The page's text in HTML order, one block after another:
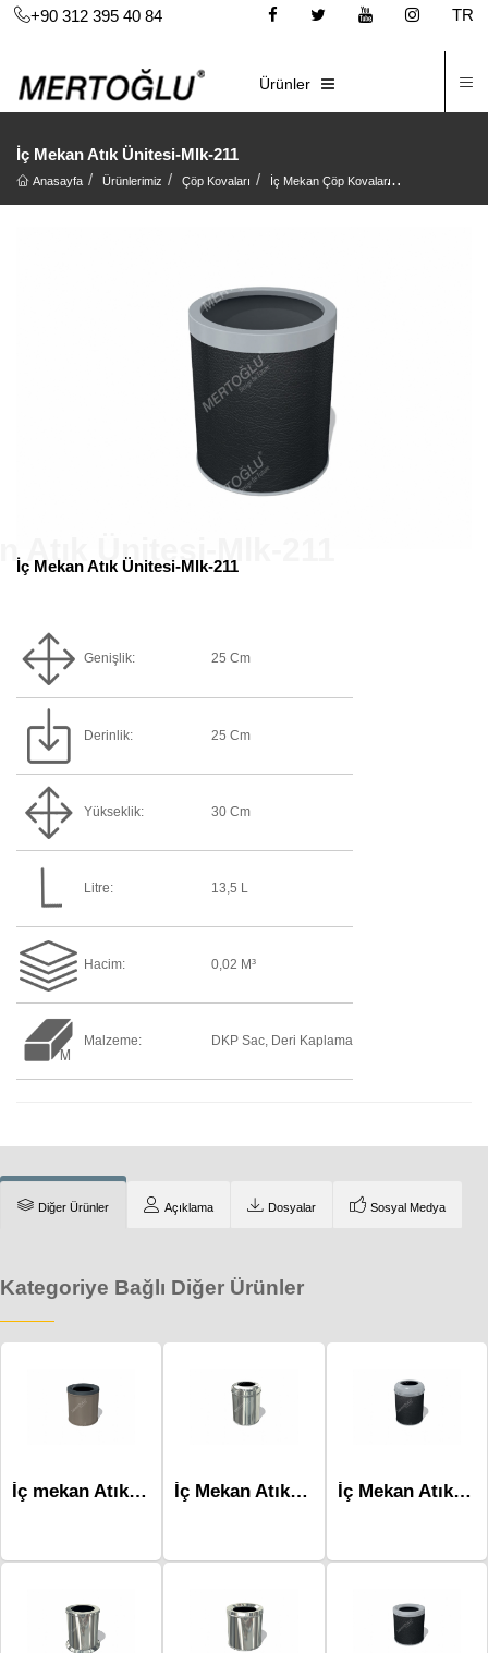
+90 312 395 40 84
TR
Ürünler
İç Mekan Atık Ünitesi-Mlk-211
Anasayfa Ürünlerimiz Çöp Kovaları İç Mekan Çöp Kovaları
İç Mekan Atık Ünitesi-Mlk-211
Genişlik: 25 Cm
Derinlik: 25 Cm
Yükseklik: 30 Cm
Litre: 13,5 L
Hacim: 0,02 M³
Malzeme: DKP Sac, Deri Kaplama
Diğer Ürünler Açıklama Dosyalar Sosyal Medya
Kategoriye Bağlı Diğer Ürünler
İç mekan Atık Ünitesi-Mlk-222b İç Mekan Atık Ünitesi-Mlk-223a İç Mekan Atık Ünitesi-Mlk-223c